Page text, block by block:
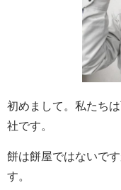
初めまして。私たち
社です。
餅は餅屋ではないで
す。